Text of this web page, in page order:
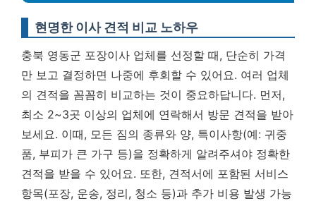
현명한 이사 견적 비교 노하우
충북 영동군 포장이사 업체를 선정할 때, 단순히 가격
만 보고 결정하면 나중에 후회할 수 있어요. 여러 업체
의 견적을 꼼꼼히 비교하는 것이 중요하답니다. 먼저,
최소 2~3곳 이상의 업체에 연락해서 방문 견적을 받아
보세요. 이때, 모든 짐의 종류와 양, 특이사항(예: 귀중
품, 부피가 큰 가구 등)을 정확하게 알려주셔야 정확한
견적을 받을 수 있어요. 또한, 견적서에 포함된 서비스
항목(포장, 운송, 정리, 청소 등)과 추가 비용 발생 가능